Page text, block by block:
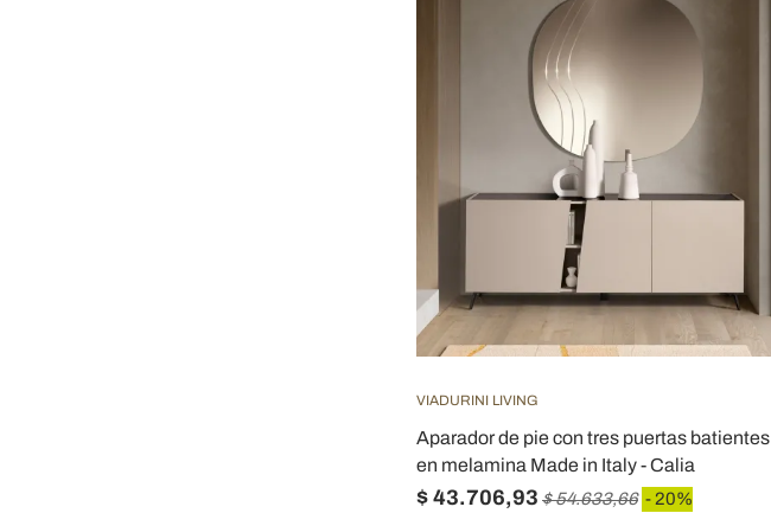
VIADURINI LIVING
Aparador de pie con tres puertas batientes
en melamina Made in Italy - Calia
$ 43.706,93 $ 54.633,66 - 20%